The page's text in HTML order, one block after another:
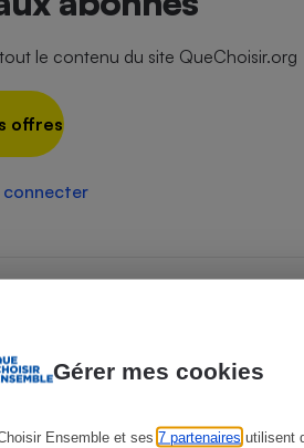
Gérer mes cookies
Ensemble et ses 7 partenaires utilisent
le contenu du site QueChoisir.org
offres
connecter